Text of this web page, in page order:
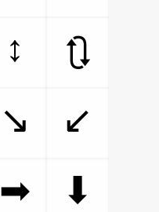
↕
🔃
↘
↙
➡
⬇